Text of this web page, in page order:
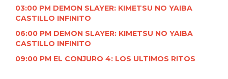
03:00 PM DEMON SLAYER: KIMETSU NO YAIBA
CASTILLO INFINITO
06:00 PM DEMON SLAYER: KIMETSU NO YAIBA
CASTILLO INFINITO
09:00 PM EL CONJURO 4: LOS ULTIMOS RITOS